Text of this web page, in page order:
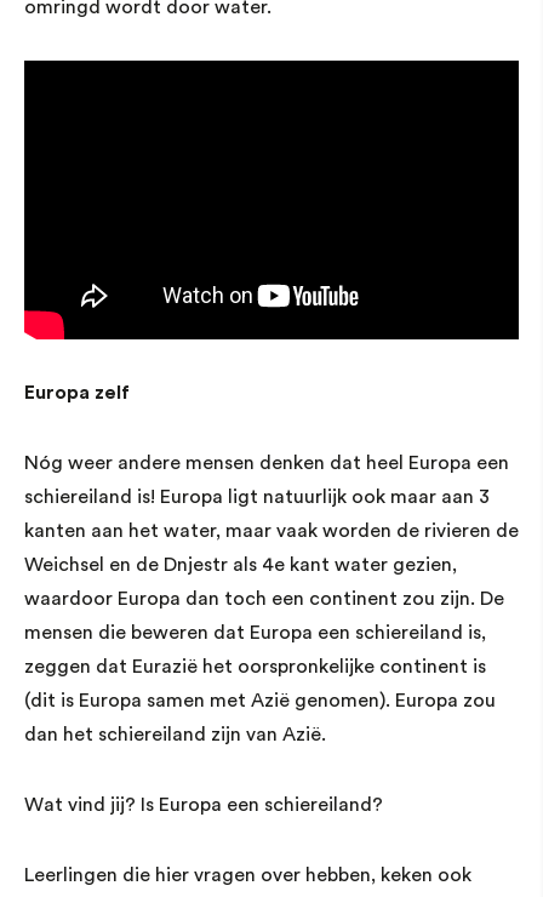
omringd wordt door water.
Europa zelf
Nóg weer andere mensen denken dat heel Europa een
schiereiland is! Europa ligt natuurlijk ook maar aan 3
kanten aan het water, maar vaak worden de rivieren de
Weichsel en de Dnjestr als 4e kant water gezien,
waardoor Europa dan toch een continent zou zijn. De
mensen die beweren dat Europa een schiereiland is,
zeggen dat Eurazië het oorspronkelijke continent is
(dit is Europa samen met Azië genomen). Europa zou
dan het schiereiland zijn van Azië.
Wat vind jij? Is Europa een schiereiland?
Leerlingen die hier vragen over hebben, keken ook